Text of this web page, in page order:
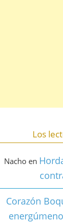
Los
Nachoen
Corazón